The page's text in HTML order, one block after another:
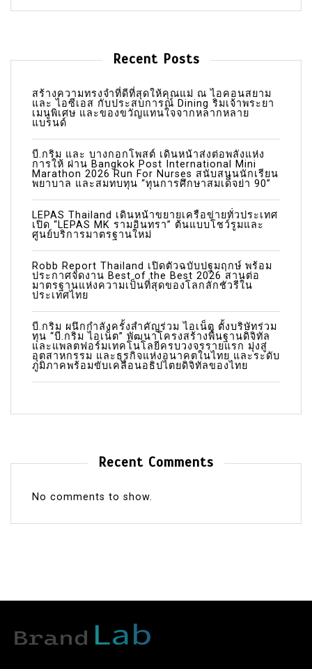
a
Recent Posts
สร้างความทรงจำที่ดีที่สุดให้คุณแม่ ณ ไอคอนสยาม
และ ไอซีเอส กับประสบการณ์ Dining ริมเจ้าพระยา
เมนูพิเศษ และของขวัญแทนใจจากหลากหลาย
แบรนด์
บี.กริม และ บางกอกโพสต์ เดินหน้าส่งต่อพลังแห่ง
การให้ ผ่าน Bangkok Post International Mini
Marathon 2026 Run For Nurses สนับสนุนนักเรียน
พยาบาล และสมทบทุน “ทุนการศึกษาสมเด็จย่า 90”
LEPAS Thailand เดินหน้าขยายเครือข่ายทั่วประเทศ
เปิด “LEPAS MK รามอินทรา” ต้นแบบโชว์รูมและ
ศูนย์บริการมาตรฐานใหม่
Robb Report Thailand เปิดตัวฉบับปฐมฤกษ์ พร้อม
ประกาศจัดงาน Best of the Best 2026 สานต่อ
มาตรฐานแห่งความเป็นที่สุดของโลกลักชัวรีใน
ประเทศไทย
บี.กริม ผนึกกำลังครั้งสำคัญร่วม ไอเน็ต ตั้งบริษัทร่วม
ทุน “บี.กริม ไอเน็ต” พัฒนาโครงสร้างพื้นฐานดิจิทัล
และแพลตฟอร์มเทคโนโลยีครบวงจรรายแรก มุ่งสู่
อุตสาหกรรม และธุรกิจแห่งอนาคตในไทย และระดับ
ภูมิภาคพร้อมขับเคลื่อนอธิปไตยดิจิทัลของไทย
Recent Comments
No comments to show.